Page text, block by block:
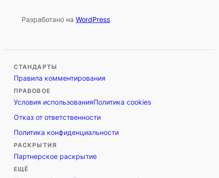
Разработано на WordPress
СТАНДАРТЫ
Правила комментирования
ПРАВОВОЕ
Условия использованияПолитика cookies
Отказ от ответственности
Политика конфиденциальности
РАСКРЫТИЯ
Партнерское раскрытие
ЕЩЁ